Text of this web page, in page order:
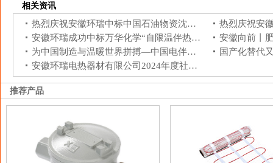
相关资讯
热烈庆祝安徽环瑞中标中国石油物资沈阳有限公司2026年电伴热带及附件采购标
安徽环瑞成功中标万华化学“自限温伴热带框架”项目
为中国制造与温暖世界拼搏—中国电伴热企业创新突围
安徽环瑞电热器材有限公司2024年度社会责任报告
推荐产品